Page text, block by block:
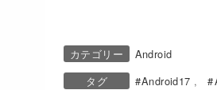
カテゴリー
Android
タグ
Android17